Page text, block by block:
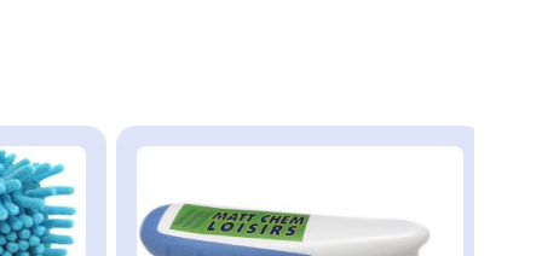
ou passer directement à la navigation dans le